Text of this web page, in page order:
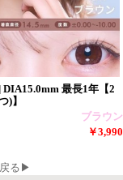
最長1年【2
)】
ブラウン
￥3,990
る▶